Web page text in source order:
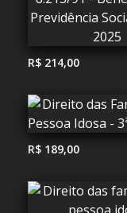
R$ 214,00
R$ 189,00